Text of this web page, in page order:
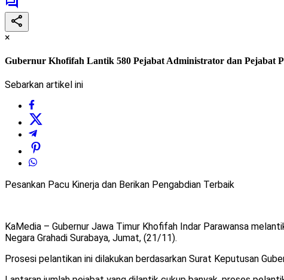
×
Gubernur Khofifah Lantik 580 Pejabat Administrator dan Pejabat
Sebarkan artikel ini
Pesankan Pacu Kinerja dan Berikan Pengabdian Terbaik
KaMedia – Gubernur Jawa Timur Khofifah Indar Parawansa
Negara Grahadi Surabaya, Jumat, (21/11).
Prosesi pelantikan ini dilakukan berdasarkan Surat Keputusan